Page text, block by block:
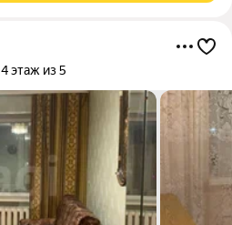
4 этаж из 5